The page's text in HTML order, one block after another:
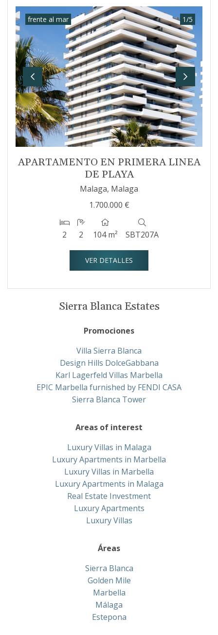
frente al mar
Previous Next
1/5
APARTAMENTO EN PRIMERA LINEA
DE PLAYA
Malaga, Malaga
1.700.000 €
2 2 104 m² SBT207A
VER DETALLES
Sierra Blanca Estates
Promociones
Villa Sierra Blanca
Design Hills DolceGabbana
Karl Lagerfeld Villas Marbella
EPIC Marbella furnished by FENDI CASA
Sierra Blanca Tower
Areas of interest
Luxury Villas in Malaga
Luxury Apartments in Marbella
Luxury Villas in Marbella
Luxury Apartments in Malaga
Real Estate Investment
Luxury Apartments
Luxury Villas
Áreas
Sierra Blanca
Golden Mile
Marbella
Málaga
Estepona